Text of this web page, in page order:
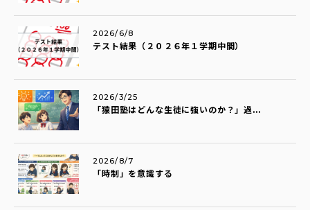
テスト結果（２０２６年１学期中間）
2026/6/8
「猿田塾はどんな生徒に強いのか？」過...
2026/3/25
「時制」を意識する
2026/8/7